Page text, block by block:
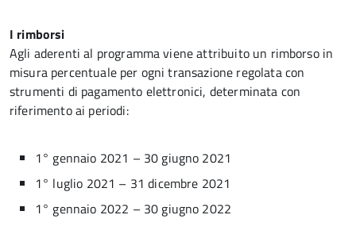
I rimborsi
Agli aderenti al programma viene attribuito un rimborso in
misura percentuale per ogni transazione regolata con
strumenti di pagamento elettronici, determinata con
riferimento ai periodi:
1° gennaio 2021 – 30 giugno 2021
1° luglio 2021 – 31 dicembre 2021
1° gennaio 2022 – 30 giugno 2022